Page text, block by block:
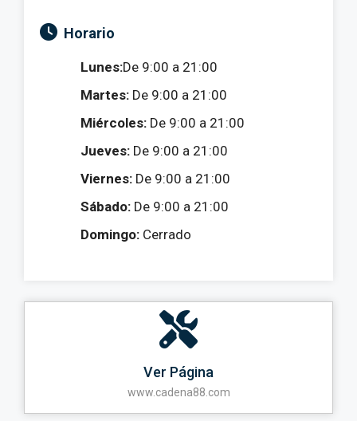
Horario
Lunes:De 9:00 a 21:00
Martes: De 9:00 a 21:00
Miércoles: De 9:00 a 21:00
Jueves: De 9:00 a 21:00
Viernes: De 9:00 a 21:00
Sábado: De 9:00 a 21:00
Domingo: Cerrado
Ver Página
www.cadena88.com